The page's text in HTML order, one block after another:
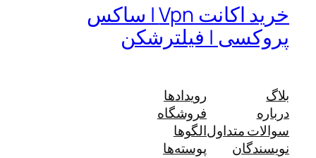
خرید اکانت Vpn | ساکس
پروکسی | فیلترشکن
بلاگ
درباره
سوالات متداول
نویسندگان
رویدادها
فروشگاه
الگوها
پوسته‌ها